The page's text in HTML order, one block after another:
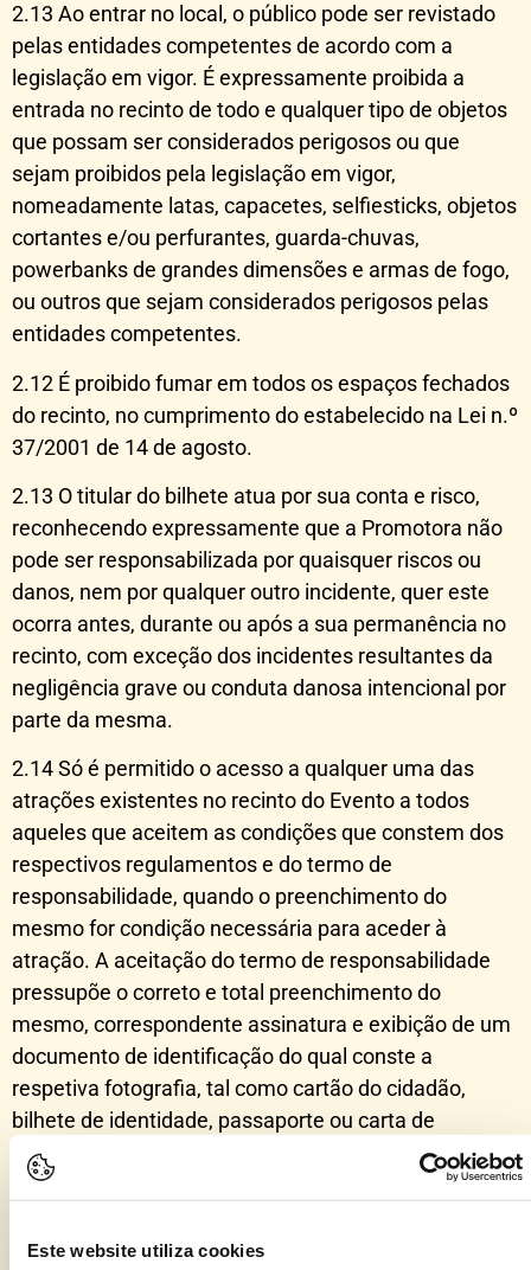
Este website utiliza cookies
2.13 Ao entrar no local, o público pode ser revistado
pelas entidades competentes de acordo com a
legislação em vigor. É expressamente proibida a
entrada no recinto de todo e qualquer tipo de objetos
que possam ser considerados perigosos ou que
sejam proibidos pela legislação em vigor,
nomeadamente latas, capacetes, selfiesticks, objetos
cortantes e/ou perfurantes, guarda-chuvas,
powerbanks de grandes dimensões e armas de fogo,
ou outros que sejam considerados perigosos pelas
entidades competentes.
2.12 É proibido fumar em todos os espaços fechados
do recinto, no cumprimento do estabelecido na Lei n.º
37/2001 de 14 de agosto.
2.13 O titular do bilhete atua por sua conta e risco,
reconhecendo expressamente que a Promotora não
pode ser responsabilizada por quaisquer riscos ou
danos, nem por qualquer outro incidente, quer este
ocorra antes, durante ou após a sua permanência no
recinto, com exceção dos incidentes resultantes da
negligência grave ou conduta danosa intencional por
parte da mesma.
2.14 Só é permitido o acesso a qualquer uma das
atrações existentes no recinto do Evento a todos
aqueles que aceitem as condições que constem dos
respectivos regulamentos e do termo de
responsabilidade, quando o preenchimento do
mesmo for condição necessária para aceder à
atração. A aceitação do termo de responsabilidade
pressupõe o correto e total preenchimento do
mesmo, correspondente assinatura e exibição de um
documento de identificação do qual conste a
respetiva fotografia, tal como cartão do cidadão,
bilhete de identidade, passaporte ou carta de
condução.
2.15 O titular do bilhete diário perderá todos os seus